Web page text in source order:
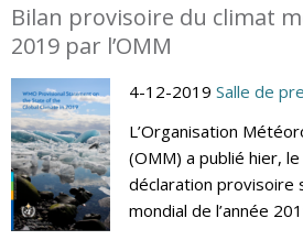
Bilan provisoire du climat
2019 par l’OMM
4-12-2019 Salle de
L’Organisation
(OMM) a publié hier,
déclaration provisoire
mondial de l’année